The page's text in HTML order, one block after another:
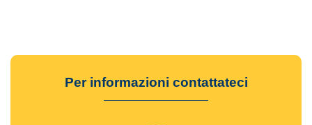
Per informazioni contattateci